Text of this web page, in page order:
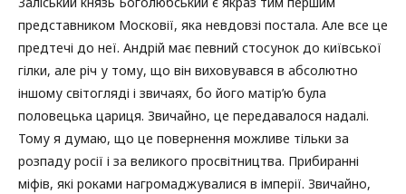
представником Московії, яка невдовзі постала. Але все це
предтечі до неї. Андрій має певний стосунок до київської
гілки, але річ у тому, що він виховувався в абсолютно
іншому світогляді і звичаях, бо його матір’ю була
половецька цариця. Звичайно, це передавалося надалі.
Тому я думаю, що це повернення можливе тільки за
розпаду росії і за великого просвітництва. Прибиранні
міфів, які роками нагромаджувалися в імперії. Звичайно,